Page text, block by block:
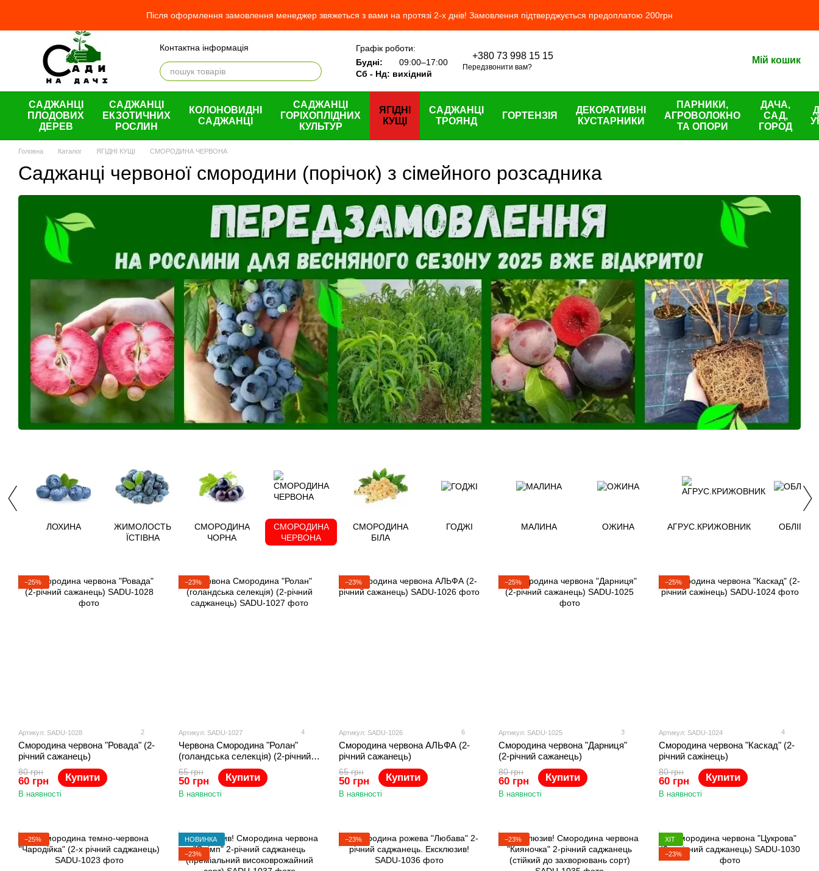
Після оформлення замовлення менеджер звяжеться з вами на протязі 2-х днів! Замовлення підтверджується предоплатою 200грн
Контактна інформація
Відгуки про магазин
Про нас
Оплата і доставка
Графік роботи:
Будні:
09:00–17:00
Сб - Нд: вихідний
+380 73 998 15 15
Передзвонити вам?
Мій кошик
САДЖАНЦІ
ПЛОДОВИХ
ДЕРЕВ
САДЖАНЦІ
ЕКЗОТИЧНИХ
РОСЛИН
КОЛОНОВИДНІ
САДЖАНЦІ
САДЖАНЦІ
ГОРІХОПЛІДНИХ
КУЛЬТУР
ЯГІДНІ
КУЩІ
САДЖАНЦІ
ТРОЯНД
ГОРТЕНЗІЯ
ДЕКОРАТИВНІ
КУСТАРНИКИ
ПАРНИКИ,
АГРОВОЛОКНО
ТА ОПОРИ
ДАЧА,
САД,
ГОРОД
Головна Каталог ЯГІДНІ КУЩІ СМОРОДИНА ЧЕРВОНА
Саджанці червоної смородини (порічок) з сімейного розсадника
ЛОХИНА
ЖИМОЛОСТЬ
ЇСТІВНА
СМОРОДИНА
ЧОРНА
СМОРОДИНА
ЧЕРВОНА
СМОРОДИНА
БІЛА
ГОДЖІ МАЛИНА ОЖИНА АГРУС.КРИЖОВНИК
−25%
Артикул: SADU-1028 2
Смородина червона "Ровада" (2-
річний сажанець)
80 грн
60 грн Купити
В наявності
−23%
Артикул: SADU-1027 4
Червона Смородина "Ролан"
(голандська селекція) (2-річний
саджанець)
65 грн
50 грн Купити
В наявності
−23%
Артикул: SADU-1026 6
Смородина червона АЛЬФА (2-
річний сажанець)
65 грн
50 грн Купити
В наявності
−25%
Артикул: SADU-1025 3
Смородина червона "Дарниця"
(2-річний сажанець)
80 грн
60 грн Купити
В наявності
−25%
Артикул: SADU-1024 4
Смородина червона "Каскад" (2-
річний сажінець)
80 грн
60 грн Купити
В наявності
−25%
НОВИНКА
−23%
−23% −23%
ХІТ
−23%